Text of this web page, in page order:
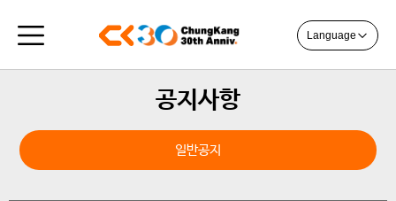
Language
공지사항
일반공지